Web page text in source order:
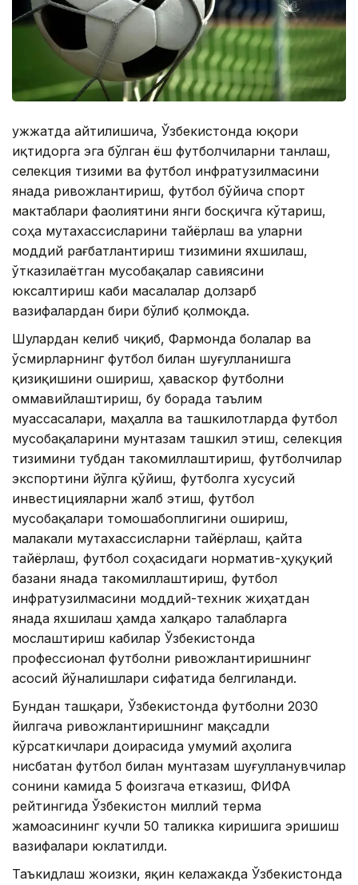
Ҳужжатда айтилишича, Ўзбекистонда юқори
иқтидорга эга бўлган ёш футболчиларни танлаш,
селекция тизими ва футбол инфратузилмасини
янада ривожлантириш, футбол бўйича спорт
мактаблари фаолиятини янги босқичга кўтариш,
соҳа мутахассисларини тайёрлаш ва уларни
моддий рағбатлантириш тизимини яхшилаш,
ўтказилаётган мусобақалар савиясини
юксалтириш каби масалалар долзарб
вазифалардан бири бўлиб қолмоқда.
Шулардан келиб чиқиб, Фармонда болалар ва
ўсмирларнинг футбол билан шуғулланишга
қизиқишини ошириш, ҳаваскор футболни
оммавийлаштириш, бу борада таълим
муассасалари, маҳалла ва ташкилотларда футбол
мусобақаларини мунтазам ташкил этиш, селекция
тизимини тубдан такомиллаштириш, футболчилар
экспортини йўлга қўйиш, футболга хусусий
инвестицияларни жалб этиш, футбол
мусобақалари томошабоплигини ошириш,
малакали мутахассисларни тайёрлаш, қайта
тайёрлаш, футбол соҳасидаги норматив-ҳуқуқий
базани янада такомиллаштириш, футбол
инфратузилмасини моддий-техник жиҳатдан
янада яхшилаш ҳамда халқаро талабларга
мослаштириш кабилар Ўзбекистонда
профессионал футболни ривожлантиришнинг
асосий йўналишлари сифатида белгиланди.
Бундан ташқари, Ўзбекистонда футболни 2030
йилгача ривожлантиришнинг мақсадли
кўрсаткичлари доирасида умумий аҳолига
нисбатан футбол билан мунтазам шуғулланувчилар
сонини камида 5 фоизгача етказиш, ФИФА
рейтингида Ўзбекистон миллий терма
жамоасининг кучли 50 таликка киришига эришиш
вазифалари юклатилди.
Таъкидлаш жоизки, яқин келажакда Ўзбекистонда